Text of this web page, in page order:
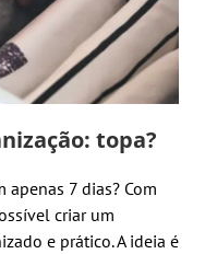
topa?
apenas 7 dias? Com
criar um
e prático. A ideia é